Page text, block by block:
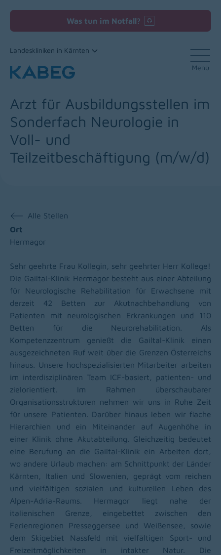
Was tun im Notfall?
Landeskliniken in Kärnten
Menü
Arzt für Ausbildungsstellen im
Sonderfach Neurologie in
Voll- und
Teilzeitbeschäftigung (m/w/d)
Alle Stellen
Ort
Hermagor
Sehr geehrte Frau Kollegin, sehr geehrter Herr Kollege!
Die Gailtal-Klinik Hermagor besteht aus einer Abteilung
für Neurologische Rehabilitation für Erwachsene mit
derzeit 42 Betten zur Akutnachbehandlung von
Patienten mit neurologischen Erkrankungen und 110
Betten für die Neurorehabilitation. Als
Kompetenzzentrum genießt die Gailtal-Klinik einen
ausgezeichneten Ruf weit über die Grenzen Österreichs
hinaus. Unsere hochspezialisierten Mitarbeiter arbeiten
im interdisziplinären Team ICF-basiert, patienten- und
zielorientiert. Im Rahmen überschaubarer
Organisationsstrukturen nehmen wir uns in Ruhe Zeit
für unsere Patienten. Darüber hinaus leben wir flache
Hierarchien und ein Miteinander auf Augenhöhe in
einer Klinik ohne Akutabteilung. Gleichzeitig bedeutet
eine Berufung an die Gailtal-Klinik ein Arbeiten dort,
wo andere Urlaub machen: am Schnittpunkt der Länder
Kärnten, Italien und Slowenien, geprägt vom reichen
und vielfältigen sozialen und kulturellen Leben des
Alpen-Adria-Raums. Hermagor liegt nahe der
italienischen Grenze, eingebettet zwischen den
Ferienregionen Presseggersee und Weißensee, sowie
dem Skigebiet Nassfeld mit vielfältigen Sport- und
Freizeitmöglichkeiten in intakter Natur. Die